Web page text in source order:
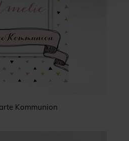
Kommunion